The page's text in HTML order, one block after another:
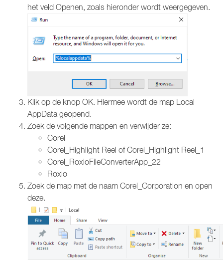
het veld Openen, zoals hieronder wordt weergegeven.
Klik op de knop OK. Hiermee wordt de map Local
AppData geopend.
Zoek de volgende mappen en verwijder ze:
Corel
Corel_Highlight Reel of Corel_Highlight Reel_1
Corel_RoxioFileConverterApp_22
Roxio
Zoek de map met de naam Corel_Corporation en open
deze.